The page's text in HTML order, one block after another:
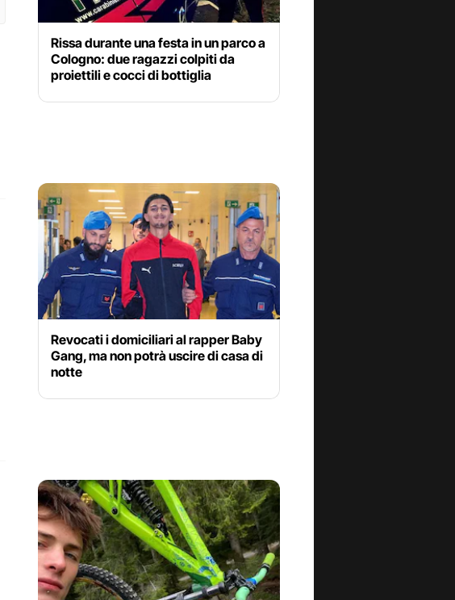
Rissa durante una festa in un parco a
Cologno: due ragazzi colpiti da
proiettili e cocci di bottiglia
Revocati i domiciliari al rapper Baby
Gang, ma non potrà uscire di casa di
notte